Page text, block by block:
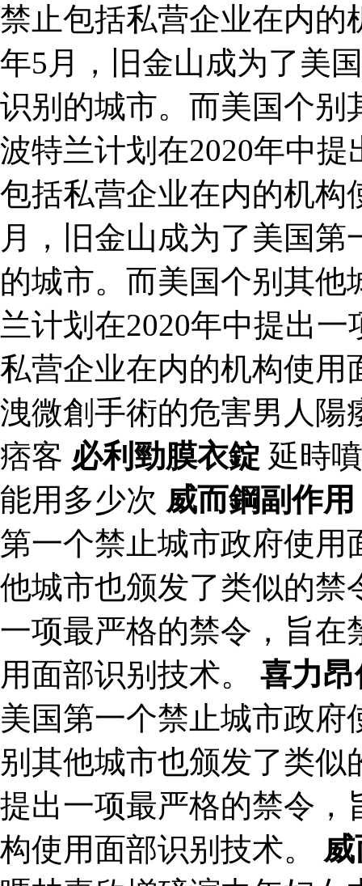
禁止包括私营企业在内的
年5月，旧金山成为了美
识别的城市。而美国个别
波特兰计划在2020年中
包括私营企业在内的机构
月，旧金山成为了美国
的城市。而美国个别其
兰计划在2020年中提出
私营企业在内的机构使
洩微創手術的危害男人陽
痞客 必利勁膜衣錠 延時
能用多少次 威而鋼副作用
第一个禁止城市政府使用
他城市也颁发了类似的禁
一项最严格的禁令，旨在
用面部识别技术。 喜力
美国第一个禁止城市政
别其他城市也颁发了类似
提出一项最严格的禁令，
构使用面部识别技术。